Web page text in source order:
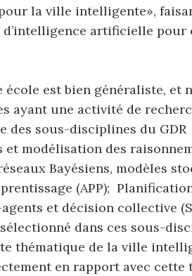
la ville intelligente»,
artificielle pour
est bien généraliste, et
ayant une activité de
des sous-disciplines du GDR
modélisation des
Bayésiens, modèles
(APP);
et décision collective
dans ces sous-
thématique de la ville
en rapport avec cette